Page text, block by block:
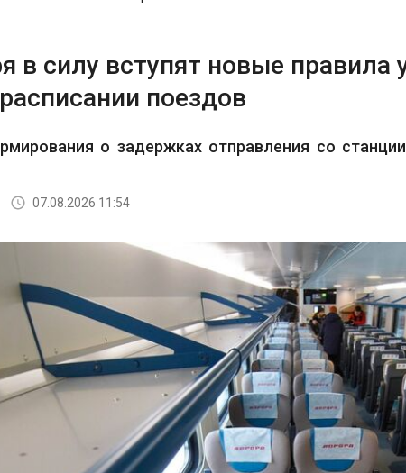
в силу вступят новые
поездов
о задержках отправления со
07.08.2026 11:54